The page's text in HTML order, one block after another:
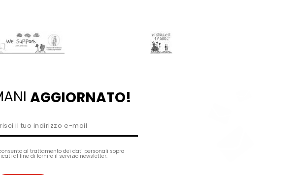
AGGIORNATO!
al trattamento dei dati personali sopra
al fine di fornire il servizio newsletter.